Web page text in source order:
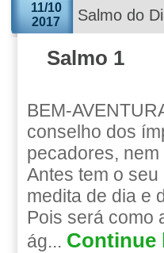
11/10
2017
Salmo do
Salmo 1
BEM-
conselho dos
pecadores,
Antes tem o
medita de dia e
Pois será como
ág... Continue